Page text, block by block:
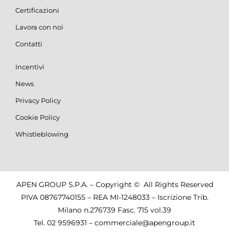
Certificazioni
Lavora con noi
Contatti
Incentivi
News
Privacy Policy
Cookie Policy
Whistleblowing
APEN GROUP S.P.A. – Copyright © All Rights Reserved
PIVA 08767740155 – REA MI-1248033 – Iscrizione Trib.
Milano n.276739 Fasc. 715 vol.39
Tel. 02 9596931 – commerciale@apengroup.it